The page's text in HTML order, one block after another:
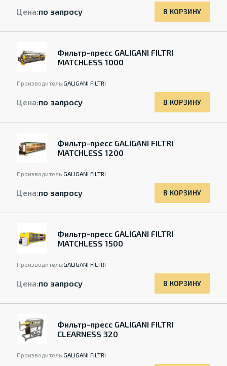
Цена:по запросу В КОРЗИНУ
Фильтр-пресс GALIGANI FILTRI
MATCHLESS 1000
Производитель:GALIGANI FILTRI
Цена:по запросу В КОРЗИНУ
Фильтр-пресс GALIGANI FILTRI
MATCHLESS 1200
Производитель:GALIGANI FILTRI
Цена:по запросу В КОРЗИНУ
Фильтр-пресс GALIGANI FILTRI
MATCHLESS 1500
Производитель:GALIGANI FILTRI
Цена:по запросу В КОРЗИНУ
Фильтр-пресс GALIGANI FILTRI
CLEARNESS 320
Производитель:GALIGANI FILTRI